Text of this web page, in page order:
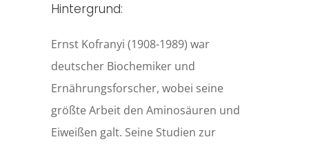
Hintergrund:
Ernst Kofranyi (1908-1989) war
deutscher Biochemiker und
Ernährungsforscher, wobei seine
größte Arbeit den Aminosäuren und
Eiweißen galt. Seine Studien zur